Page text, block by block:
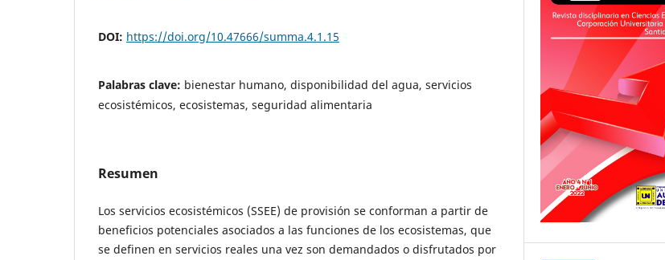
DOI: https://doi.org/10.47666/summa.4.1.15
Palabras clave: bienestar humano, disponibilidad del agua, servicios
ecosistémicos, ecosistemas, seguridad alimentaria
Resumen
Los servicios ecosistémicos (SSEE) de provisión se conforman a partir de
beneficios potenciales asociados a las funciones de los ecosistemas, que
se definen en servicios reales una vez son demandados o disfrutados por